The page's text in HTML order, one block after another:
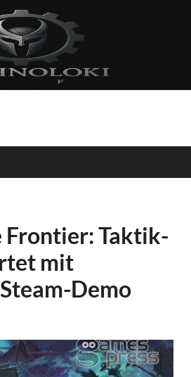
Gaming
und Retro-Klassiker.
Taktik-
mit
Demo